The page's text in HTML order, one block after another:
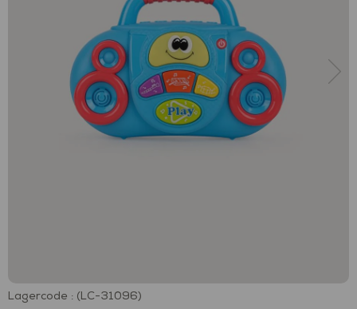
Lagercode (LC-31096)